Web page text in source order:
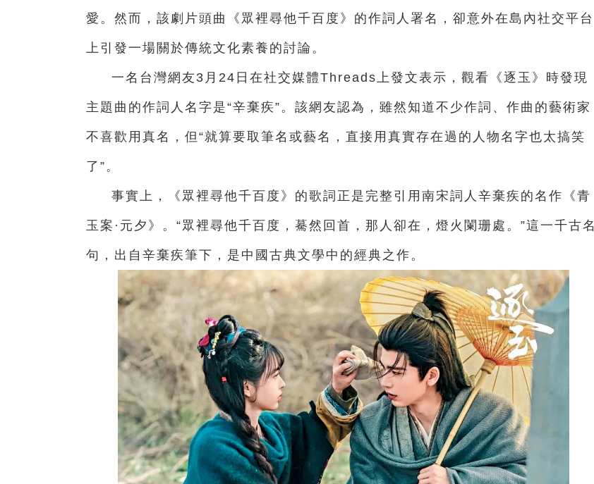
愛。然而，該劇片頭曲《眾裡尋他千百度》的作詞人署名，卻意外在島內社交平台
上引發一場關於傳統文化素養的討論。
一名台灣網友3月24日在社交媒體Threads上發文表示，觀看《逐玉》時發現
主題曲的作詞人名字是“辛棄疾”。該網友認為，雖然知道不少作詞、作曲的藝術家
不喜歡用真名，但“就算要取筆名或藝名，直接用真實存在過的人物名字也太搞笑
了”。
事實上，《眾裡尋他千百度》的歌詞正是完整引用南宋詞人辛棄疾的名作《青
玉案·元夕》。“眾裡尋他千百度，驀然回首，那人卻在，燈火闌珊處。”這一千古名
句，出自辛棄疾筆下，是中國古典文學中的經典之作。